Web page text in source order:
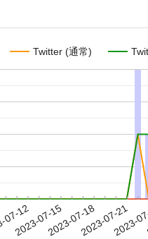
Twitter (通常)
12
2023-07-152023-07-182023-07-21
2023-